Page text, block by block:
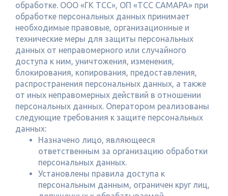
обработке. ООО «ГК ТСС», ОП «ТСС САМАРА» при
обработке персональных данных принимает
необходимые правовые, организационные и
технические меры для защиты персональных
данных от неправомерного или случайного
доступа к ним, уничтожения, изменения,
блокирования, копирования, предоставления,
распространения персональных данных, а также
от иных неправомерных действий в отношении
персональных данных. Оператором реализованы
следующие требования к защите персональных
данных:
Назначено лицо, являющееся
ответственным за организацию обработки
персональных данных.
Установлены правила доступа к
персональным данным, ограничен круг лиц,